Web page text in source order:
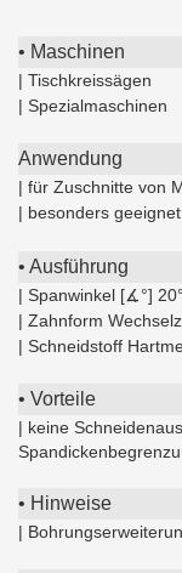
• Maschinen
| Tischkreissägen
| Spezialmaschinen
Anwendung
| für Zuschnitte von
| besonders
• Ausführung
| Spanwinkel [∡°]
| Zahnform
| Schneidstoff
• Vorteile
| keine
• Hinweise
|